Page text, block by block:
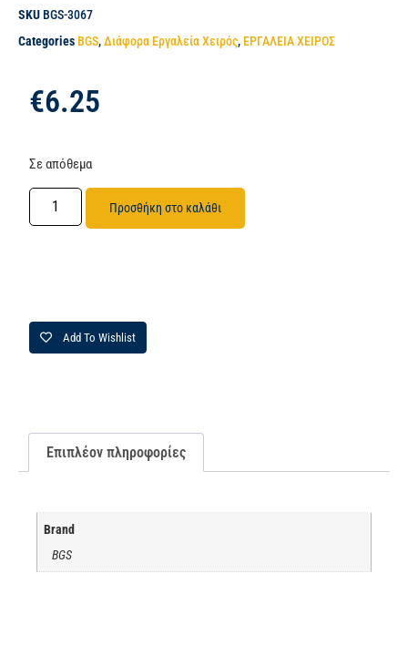
SKU BGS-3067
Categories BGS,Διάφορα Εργαλεία Χειρός, ΕΡΓΑΛΕΙΑ ΧΕΙΡΟΣ
€6.25
Σε απόθεμα
Προσθήκη στο καλάθι
Add To Wishlist
Επιπλέον πληροφορίες
Brand
BGS